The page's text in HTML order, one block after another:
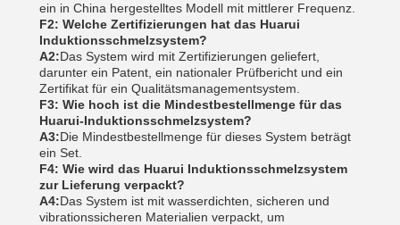
ein in China hergestelltes Modell mit mittlerer Frequenz.
F2: Welche Zertifizierungen hat das Huarui
Induktionsschmelzsystem?
A2:Das System wird mit Zertifizierungen geliefert,
darunter ein Patent, ein nationaler Prüfbericht und ein
Zertifikat für ein Qualitätsmanagementsystem.
F3: Wie hoch ist die Mindestbestellmenge für das
Huarui-Induktionsschmelzsystem?
A3:Die Mindestbestellmenge für dieses System beträgt
ein Set.
F4: Wie wird das Huarui Induktionsschmelzsystem
zur Lieferung verpackt?
A4:Das System ist mit wasserdichten, sicheren und
vibrationssicheren Materialien verpackt, um